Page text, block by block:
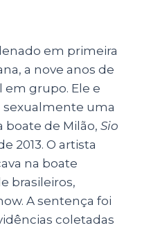
em primeira
a nove anos de
em grupo. Ele e
sexualmente uma
de Milão, Sio
2013. O artista
na boate
brasileiros,
A sentença foi
coletadas